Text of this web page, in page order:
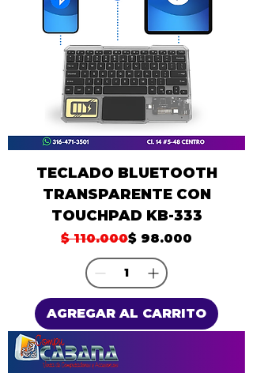
TECLADO BLUETOOTH
TRANSPARENTE CON
TOUCHPAD KB-333
Precio
$ 110.000Precio de oferta
$ 98.000
AGREGAR AL CARRITO